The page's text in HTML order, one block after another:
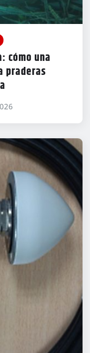
cómo una
praderas